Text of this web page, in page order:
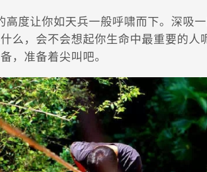
高度让你如天兵一般呼啸而下。深吸
么，会不会想起你生命中最重要的人
，准备着尖叫吧。